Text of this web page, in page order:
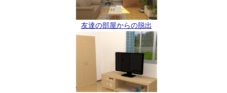
友達の部屋からの脱出